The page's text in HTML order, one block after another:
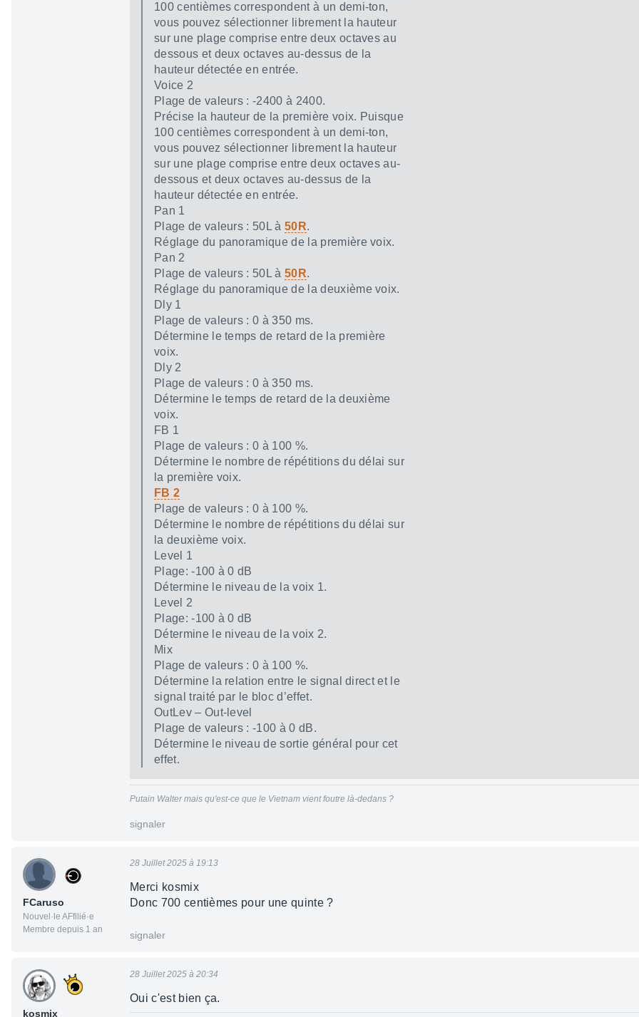
100 centièmes correspondent à un demi-ton,
vous pouvez sélectionner librement la hauteur
sur une plage comprise entre deux octaves au
dessous et deux octaves au-dessus de la
hauteur détectée en entrée.
Voice 2
Plage de valeurs : -2400 à 2400.
Précise la hauteur de la première voix. Puisque
100 centièmes correspondent à un demi-ton,
vous pouvez sélectionner librement la hauteur
sur une plage comprise entre deux octaves au-
dessous et deux octaves au-dessus de la
hauteur détectée en entrée.
Pan 1
Plage de valeurs : 50L à 50R.
Réglage du panoramique de la première voix.
Pan 2
Plage de valeurs : 50L à 50R.
Réglage du panoramique de la deuxième voix.
Dly 1
Plage de valeurs : 0 à 350 ms.
Détermine le temps de retard de la première
voix.
Dly 2
Plage de valeurs : 0 à 350 ms.
Détermine le temps de retard de la deuxième
voix.
FB 1
Plage de valeurs : 0 à 100 %.
Détermine le nombre de répétitions du délai sur
la première voix.
FB 2
Plage de valeurs : 0 à 100 %.
Détermine le nombre de répétitions du délai sur
la deuxième voix.
Level 1
Plage: -100 à 0 dB
Détermine le niveau de la voix 1.
Level 2
Plage: -100 à 0 dB
Détermine le niveau de la voix 2.
Mix
Plage de valeurs : 0 à 100 %.
Détermine la relation entre le signal direct et le
signal traité par le bloc d’effet.
OutLev – Out-level
Plage de valeurs : -100 à 0 dB.
Détermine le niveau de sortie général pour cet
effet.
Putain Walter mais qu'est-ce que le Vietnam vient foutre là-dedans ?
signaler
FCaruso
Nouvel·le AFfilié·e
Membre depuis 1 an
28 Juillet 2025 à 19:13
Merci kosmix
Donc 700 centièmes pour une quinte ?
signaler
kosmix
28 Juillet 2025 à 20:34
Oui c'est bien ça.